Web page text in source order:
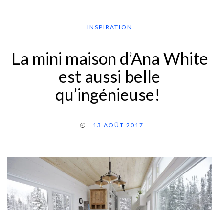
INSPIRATION
La mini maison d’Ana White
est aussi belle
qu’ingénieuse!
13 AOÛT 2017